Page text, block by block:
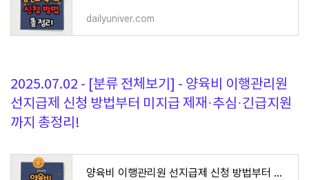
dailyuniver.com
2025.07.02 - [분류 전체보기] - 양육비 이행관리원
선지급제 신청 방법부터 미지급 제재·추심·긴급지원
까지 총정리!
양육비 이행관리원 선지급제 신청 방법부터 미지급 제재·추심·긴급지원까지 총정리!